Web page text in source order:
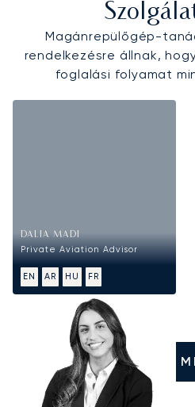
Magánrepülőgép-
rendelkezésre állnak,
foglalási folyamat
DALIA MADI
Private Aviation Advisor
EN AR HU FR
HÍVJON